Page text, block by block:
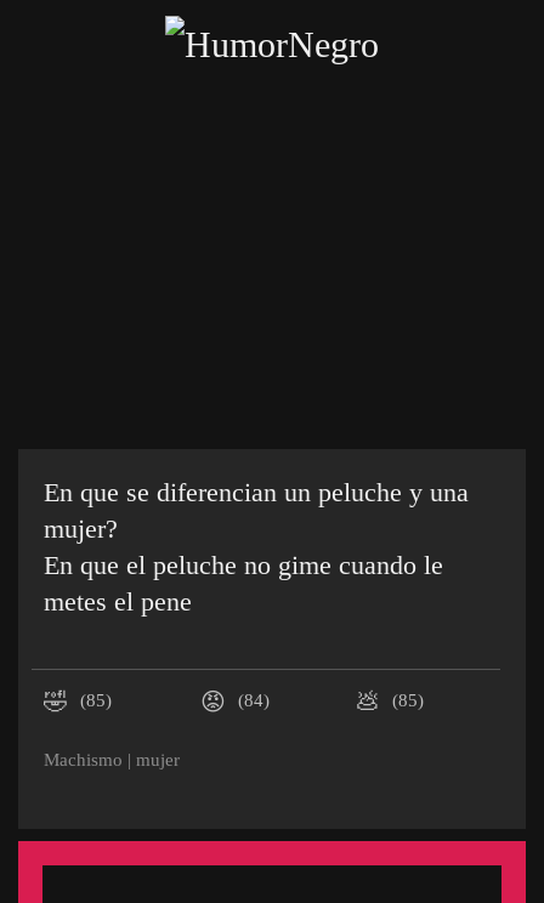
En que se diferencian un peluche y una
mujer?
En que el peluche no gime cuando le
metes el pene
🤣 (85) 😡 (84) 💩 (85)
Machismo | mujer